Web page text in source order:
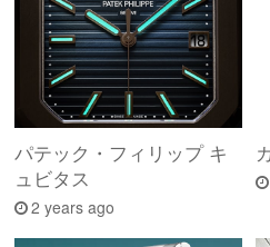
パテック・フィリップ キ
ュビタス
2 years ago